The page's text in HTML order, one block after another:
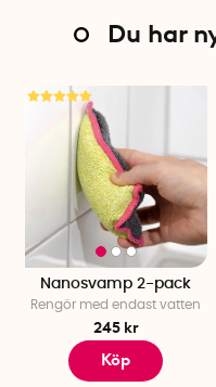
Du har
Nanosvamp 2-pack
Rengör med endast vatten
245 kr
Köp